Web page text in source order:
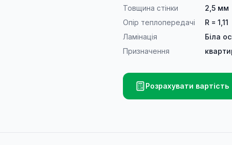
Товщина стінки
2,5 мм
Опір теплопередачі
R = 1,11
Ламінація
Біла
Призначення
Розрахувати вартість